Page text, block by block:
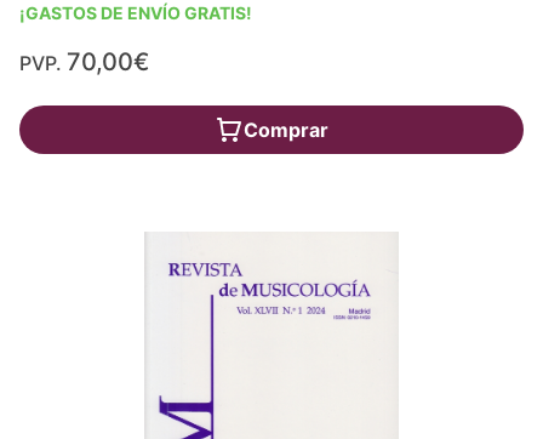
¡GASTOS DE ENVÍO GRATIS!
PVP. 70,00€
Comprar